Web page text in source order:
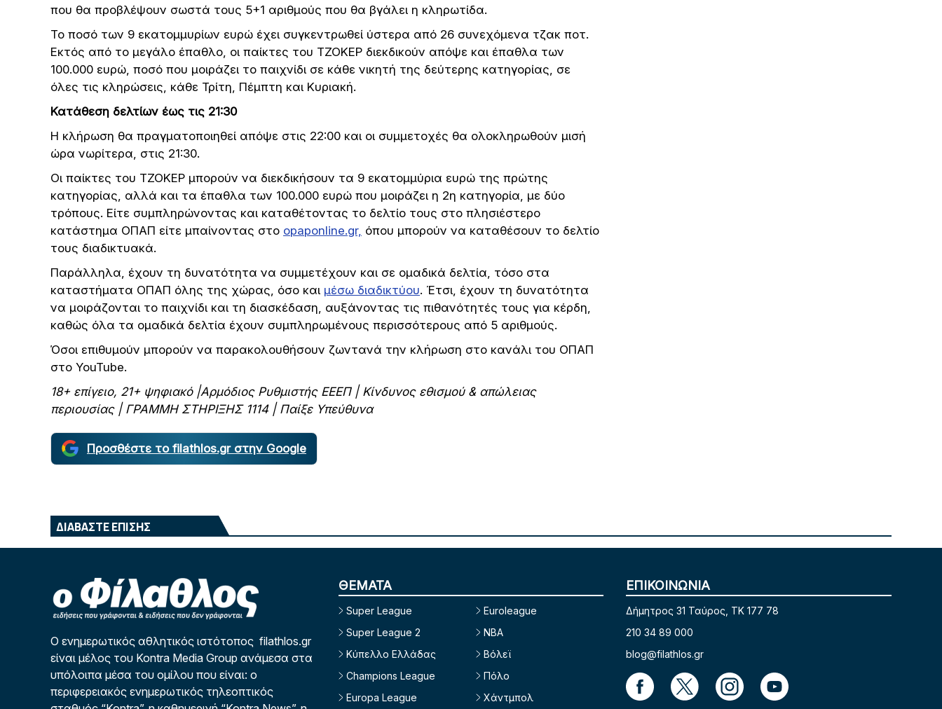
που θα προβλέψουν σωστά τους 5+1 αριθμούς που θα βγάλει η κληρωτίδα.
Το ποσό των 9 εκατομμυρίων ευρώ έχει συγκεντρωθεί ύστερα από 26 συνεχόμενα τζακ ποτ.
Εκτός από το μεγάλο έπαθλο, οι παίκτες του ΤΖΟΚΕΡ διεκδικούν απόψε και έπαθλα των
100.000 ευρώ, ποσό που μοιράζει το παιχνίδι σε κάθε νικητή της δεύτερης κατηγορίας, σε
όλες τις κληρώσεις, κάθε Τρίτη, Πέμπτη και Κυριακή.
Κατάθεση δελτίων έως τις 21:30
Η κλήρωση θα πραγματοποιηθεί απόψε στις 22:00 και οι συμμετοχές θα ολοκληρωθούν μισή
ώρα νωρίτερα, στις 21:30.
Οι παίκτες του ΤΖΟΚΕΡ μπορούν να διεκδικήσουν τα 9 εκατομμύρια ευρώ της πρώτης
κατηγορίας, αλλά και τα έπαθλα των 100.000 ευρώ που μοιράζει η 2η κατηγορία, με δύο
τρόπους. Είτε συμπληρώνοντας και καταθέτοντας το δελτίο τους στο πλησιέστερο
κατάστημα ΟΠΑΠ είτε μπαίνοντας στο opaponline.gr, όπου μπορούν να καταθέσουν το δελτίο
τους διαδικτυακά.
Παράλληλα, έχουν τη δυνατότητα να συμμετέχουν και σε ομαδικά δελτία, τόσο στα
καταστήματα ΟΠΑΠ όλης της χώρας, όσο και μέσω διαδικτύου. Έτσι, έχουν τη δυνατότητα
να μοιράζονται το παιχνίδι και τη διασκέδαση, αυξάνοντας τις πιθανότητές τους για κέρδη,
καθώς όλα τα ομαδικά δελτία έχουν συμπληρωμένους περισσότερους από 5 αριθμούς.
Όσοι επιθυμούν μπορούν να παρακολουθήσουν ζωντανά την κλήρωση στο κανάλι του ΟΠΑΠ
στο YouTube.
18+ επίγειο, 21+ ψηφιακό |Αρμόδιος Ρυθμιστής ΕΕΕΠ | Κίνδυνος εθισμού & απώλειας
περιουσίας | ΓΡΑΜΜΗ ΣΤΗΡΙΞΗΣ 1114 | Παίξε Υπεύθυνα
Προσθέστε το filathlos.gr στην Google
ΔΙΑΒΑΣΤΕ ΕΠΙΣΗΣ
Ο ενημερωτικός αθλητικός ιστότοπος filathlos.gr
είναι μέλος του Kontra Media Group ανάμεσα στα
υπόλοιπα μέσα του ομίλου που είναι: ο
περιφερειακός ενημερωτικός τηλεοπτικός
ΘΕΜΑΤΑ
Super League
Super League 2
Κύπελλο Ελλάδας
Champions League
Europa League
Euroleague
NBA
Βόλεϊ
Πόλο
Χάντμπολ
ΕΠΙΚΟΙΝΩΝΙΑ
Δήμητρος 31 Ταύρος, TK 177 78
210 34 89 000
blog@filathlos.gr